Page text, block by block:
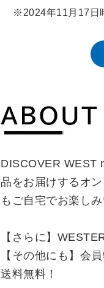
※2024年11月17日
DISCOVER WEST
品をお届けするオ
もご自宅でお楽しみ
【さらに】
【その他にも】会
送料無料！